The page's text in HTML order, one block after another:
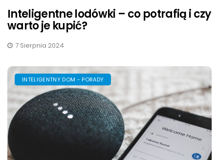
Inteligentne lodówki – co potrafią i czy
warto je kupić?
7 Sierpnia 2024
INTELIGENTNY DOM - PORADY